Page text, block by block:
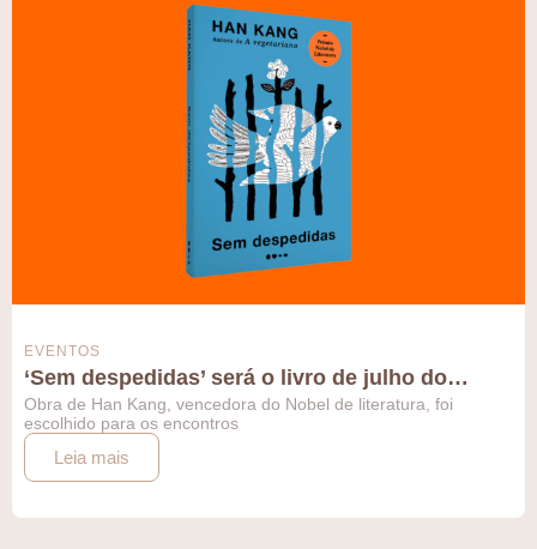
EVENTOS
‘Sem despedidas’ será o livro de julho do…
Obra de Han Kang, vencedora do Nobel de literatura, foi
escolhido para os encontros
Leia mais